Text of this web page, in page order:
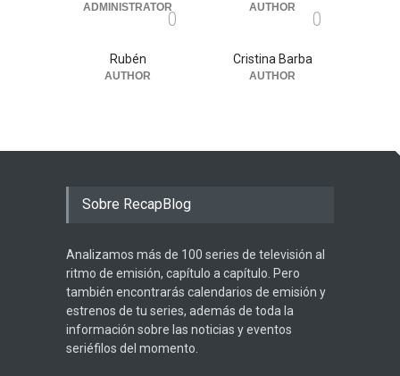
ADMINISTRATOR AUTHOR
0
Rubén
AUTHOR
0
Cristina Barba
AUTHOR
Sobre RecapBlog
Analizamos más de 100 series de televisión al
ritmo de emisión, capítulo a capítulo. Pero
también encontrarás calendarios de emisión y
estrenos de tu series, además de toda la
información sobre las noticias y eventos
seriéfilos del momento.